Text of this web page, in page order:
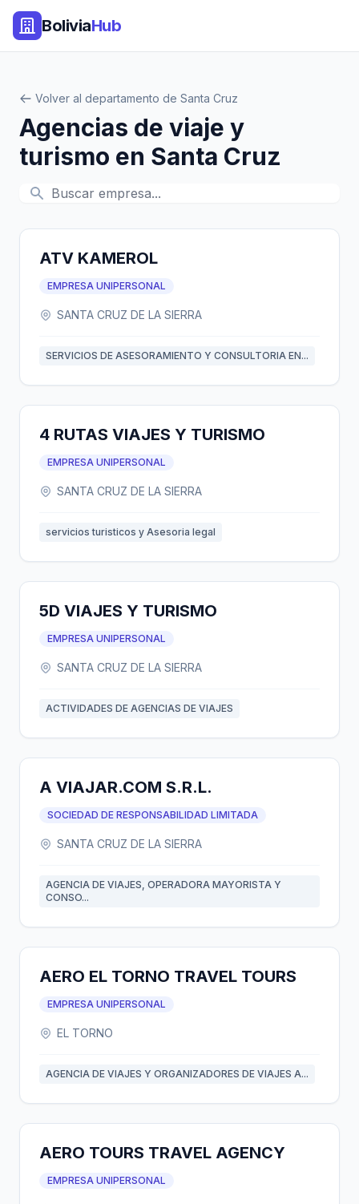
BoliviaHub
Volver al departamento de Santa Cruz
Agencias de viaje y
turismo en Santa Cruz
ATV KAMEROL
EMPRESA UNIPERSONAL
SANTA CRUZ DE LA SIERRA
SERVICIOS DE ASESORAMIENTO Y CONSULTORIA EN...
4 RUTAS VIAJES Y TURISMO
EMPRESA UNIPERSONAL
SANTA CRUZ DE LA SIERRA
servicios turisticos y Asesoria legal
5D VIAJES Y TURISMO
EMPRESA UNIPERSONAL
SANTA CRUZ DE LA SIERRA
ACTIVIDADES DE AGENCIAS DE VIAJES
A VIAJAR.COM S.R.L.
SOCIEDAD DE RESPONSABILIDAD LIMITADA
SANTA CRUZ DE LA SIERRA
AGENCIA DE VIAJES, OPERADORA MAYORISTA Y
CONSO...
AERO EL TORNO TRAVEL TOURS
EMPRESA UNIPERSONAL
EL TORNO
AGENCIA DE VIAJES Y ORGANIZADORES DE VIAJES A...
AERO TOURS TRAVEL AGENCY
EMPRESA UNIPERSONAL